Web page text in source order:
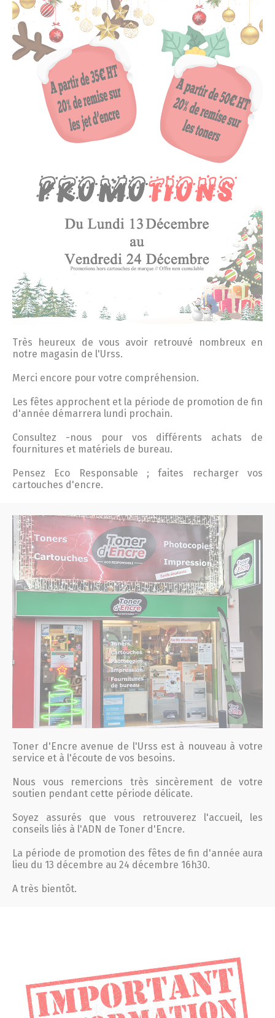
Très heureux de vous avoir retrouvé nombreux en
notre magasin de l'Urss.
Merci encore pour votre compréhension.
Les fêtes approchent et la période de promotion de fin
d'année démarrera lundi prochain.
Consultez -nous pour vos différents achats de
fournitures et matériels de bureau.
Pensez Eco Responsable ; faites recharger vos
cartouches d'encre.
Toner d' Encre avenue de l'Urss est à nouveau à votre
service et à l'écoute de vos besoins.
Nous vous remercions très sincèrement de votre
soutien pendant cette période délicate.
Soyez assurés que vous retrouverez l'accueil, les
conseils liés à l'ADN de Toner d' Encre.
La période de promotion des fêtes de fin d'année aura
lieu du 13 décembre au 24 décembre 16h30.
A très bientôt.